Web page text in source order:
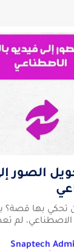
لتحويل
تحكي بها قصة؟
الاصطناعي، لم